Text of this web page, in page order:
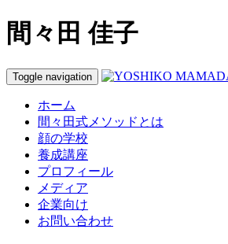
間々田 佳子
Toggle navigation
ホーム
間々田式メソッドとは
顔の学校
養成講座
プロフィール
メディア
企業向け
お問い合わせ